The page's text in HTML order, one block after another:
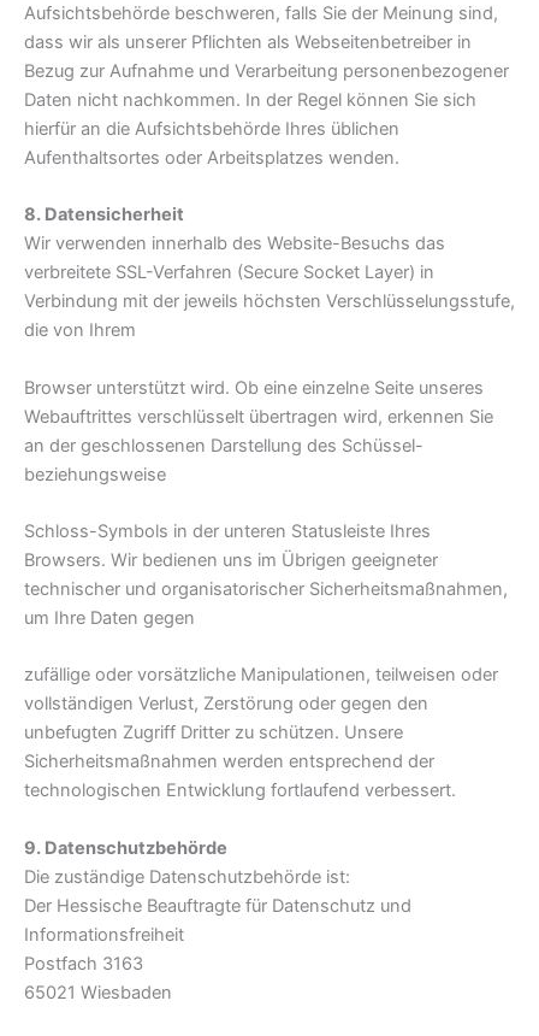
Aufsichtsbehörde beschweren, falls Sie der Meinung sind,
dass wir als unserer Pflichten als Webseitenbetreiber in
Bezug zur Aufnahme und Verarbeitung personenbezogener
Daten nicht nachkommen. In der Regel können Sie sich
hierfür an die Aufsichtsbehörde Ihres üblichen
Aufenthaltsortes oder Arbeitsplatzes wenden.
8. Datensicherheit
Wir verwenden innerhalb des Website-Besuchs das
verbreitete SSL-Verfahren (Secure Socket Layer) in
Verbindung mit der jeweils höchsten Verschlüsselungsstufe,
die von Ihrem
Browser unterstützt wird. Ob eine einzelne Seite unseres
Webauftrittes verschlüsselt übertragen wird, erkennen Sie
an der geschlossenen Darstellung des Schüssel-
beziehungsweise
Schloss-Symbols in der unteren Statusleiste Ihres
Browsers. Wir bedienen uns im Übrigen geeigneter
technischer und organisatorischer Sicherheitsmaßnahmen,
um Ihre Daten gegen
zufällige oder vorsätzliche Manipulationen, teilweisen oder
vollständigen Verlust, Zerstörung oder gegen den
unbefugten Zugriff Dritter zu schützen. Unsere
Sicherheitsmaßnahmen werden entsprechend der
technologischen Entwicklung fortlaufend verbessert.
9. Datenschutzbehörde
Die zuständige Datenschutzbehörde ist:
Der Hessische Beauftragte für Datenschutz und
Informationsfreiheit
Postfach 3163
65021 Wiesbaden